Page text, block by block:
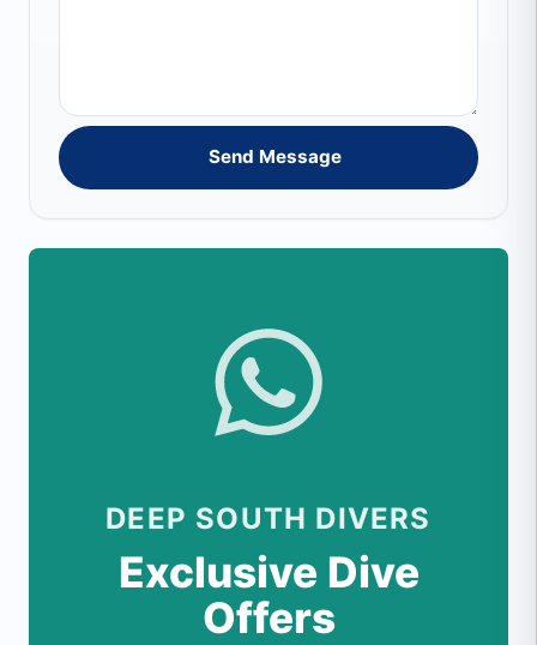
Send Message
DEEP SOUTH DIVERS
Exclusive Dive
Offers